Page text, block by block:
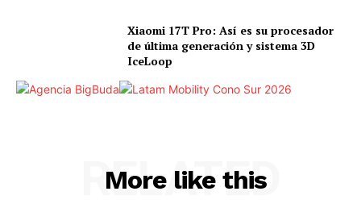
Xiaomi 17T Pro: Así es su procesador
de última generación y sistema 3D
IceLoop
More like this
RELATED